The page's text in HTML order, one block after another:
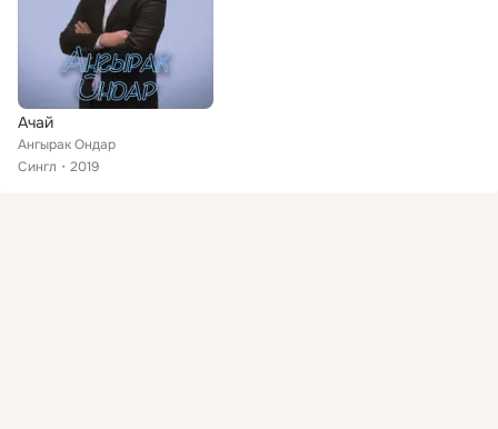
Ачай
Ангырак Ондар
Сингл
2019